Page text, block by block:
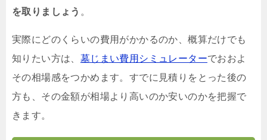
を取りましょう 。
実際にどのくらいの費用がかかるのか、概算だけでも
知りたい方は、 墓じまい費用シミュレーターでおおよ
その相場感をつかめます。すでに見積りをとった後の
方も、その金額が相場より高いのか安いのかを把握で
きます。